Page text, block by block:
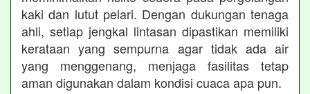
kaki dan lutut pelari. Dengan dukungan tenaga
ahli, setiap jengkal lintasan dipastikan memiliki
kerataan yang sempurna agar tidak ada air
yang menggenang, menjaga fasilitas tetap
aman digunakan dalam kondisi cuaca apa pun.